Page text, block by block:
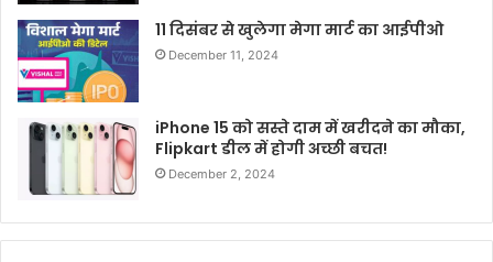
11 दिसंबर से खुलेगा मेगा मार्ट का आईपीओ
December 11, 2024
iPhone 15 को सस्ते दाम में खरीदने का मौका,
Flipkart डील में होगी अच्छी बचत!
December 2, 2024